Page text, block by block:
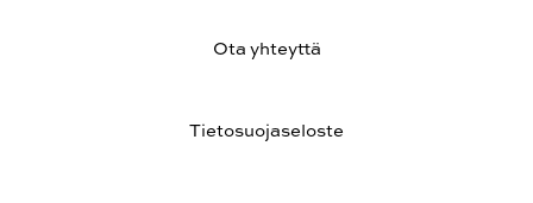
Ota yhteyttä
Tietosuojaseloste